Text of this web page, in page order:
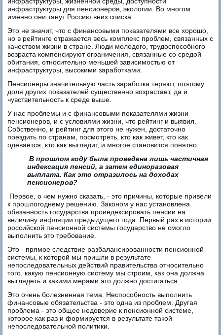
инфраструктуры для пенсионеров, экологии. Во многом
именно они тянут Россию вниз списка.
Это не значит, что с финансовыми показателями все хорошо,
но в рейтинге отражается весь комплекс проблем, связанных с
качеством жизни в стране. Люди молодого, трудоспособного
возраста компенсируют ограничения, связанные со средой
обитания, относительно меньшей зависимостью от
инфраструктуры, высокими заработками.
Пенсионеры значительную часть заработка теряют, поэтому
доля других показателей существенно возрастает, да и
чувствительность к среде выше.
У нас проблемы и с финансовыми показателями жизни
пенсионеров, и с условиями жизни, что рейтинг и выявил.
Собственно, и рейтинг для этого не нужен, достаточно
поездить по странам, посмотреть, кто как живет, кто как
одевается, кто как выглядит, и многое становится понятно.
В прошлом году была проведена лишь частичная
индексация пенсий, а затем единоразовая
выплата. Как это отразилось на доходах
пенсионеров?
Первое, о чем нужно сказать, - это причины, которые привели
к прошлогоднему решению. Законом у нас установлена
обязанность государства проиндексировать пенсии на
величину инфляции предыдущего года. Первый раз в истории
российской пенсионной системы государство не смогло
выполнить это требование.
Это - прямое следствие разбалансированности пенсионной
системы, к которой мы пришли в результате
непоследовательных действий правительства относительно
того, какую пенсионную систему мы строим, как она должна
выглядеть и какими мерами это должно достигаться.
Это очень болезненная тема. Неспособность выполнить
финансовые обязательства - это одна из проблем. Другая
проблема - это общее недоверие к пенсионной системе,
которое как раз и формируется в результате такой
непоследовательной политики.